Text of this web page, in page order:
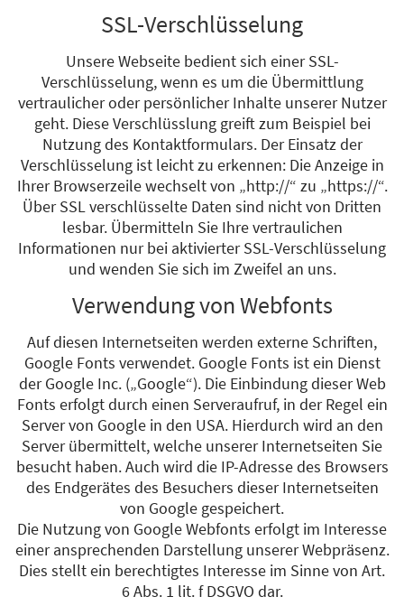
SSL-Verschlüsselung
Unsere Webseite bedient sich einer SSL-
Verschlüsselung, wenn es um die Übermittlung
vertraulicher oder persönlicher Inhalte unserer Nutzer
geht. Diese Verschlüsslung greift zum Beispiel bei
Nutzung des Kontaktformulars. Der Einsatz der
Verschlüsselung ist leicht zu erkennen: Die Anzeige in
Ihrer Browserzeile wechselt von „http://“ zu „https://“.
Über SSL verschlüsselte Daten sind nicht von Dritten
lesbar. Übermitteln Sie Ihre vertraulichen
Informationen nur bei aktivierter SSL-Verschlüsselung
und wenden Sie sich im Zweifel an uns.
Verwendung von Webfonts
Auf diesen Internetseiten werden externe Schriften,
Google Fonts verwendet. Google Fonts ist ein Dienst
der Google Inc. („Google“). Die Einbindung dieser Web
Fonts erfolgt durch einen Serveraufruf, in der Regel ein
Server von Google in den USA. Hierdurch wird an den
Server übermittelt, welche unserer Internetseiten Sie
besucht haben. Auch wird die IP-Adresse des Browsers
des Endgerätes des Besuchers dieser Internetseiten
von Google gespeichert.
Die Nutzung von Google Webfonts erfolgt im Interesse
einer ansprechenden Darstellung unserer Webpräsenz.
Dies stellt ein berechtigtes Interesse im Sinne von Art.
6 Abs. 1 lit. f DSGVO dar.